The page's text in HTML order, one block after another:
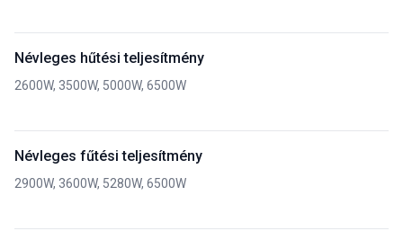
Névleges hűtési teljesítmény
2600W, 3500W, 5000W, 6500W
Névleges fűtési teljesítmény
2900W, 3600W, 5280W, 6500W